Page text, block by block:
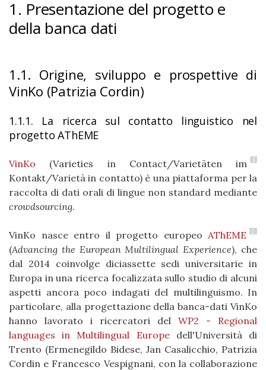
1. Presentazione del progetto e
della banca dati
1.1. Origine, sviluppo e prospettive di
VinKo (Patrizia Cordin)
1.1.1. La ricerca sul contatto linguistico nel
progetto AThEME
1
VinKo (Varieties in Contact/Varietäten im
Kontakt/Varietà in contatto) è una piattaforma per la
raccolta di dati orali di lingue non standard mediante
crowdsourcing.
2
VinKo nasce entro il progetto europeo AThEME
(Advancing the European Multilingual Experience), che
dal 2014 coinvolge diciassette sedi universitarie in
Europa in una ricerca focalizzata sullo studio di alcuni
aspetti ancora poco indagati del multilinguismo. In
particolare, alla progettazione della banca-dati VinKo
hanno lavorato i ricercatori del WP2 - Regional
languages in Multilingual Europedell'Università di
Trento (Ermenegildo Bidese, Jan Casalicchio, Patrizia
Cordin e Francesco Vespignani, con la collaborazione